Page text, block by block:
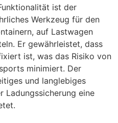
ist der
Werkzeug für den
auf Lastwagen
Er gewährleistet, dass
ist, was das Risiko von
minimiert. Der
und langlebiges
Ladungssicherung eine